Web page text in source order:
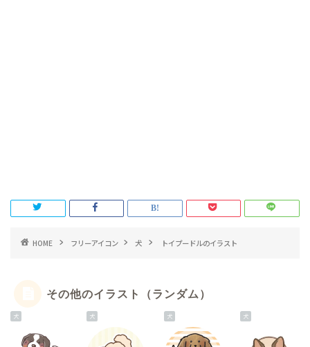
HOME フリーアイコン 犬 トイプードルのイラスト
その他のイラスト（ランダム）
犬 犬 犬 犬